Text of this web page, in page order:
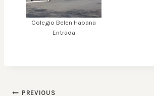
Colegio Belen Habana
Entrada
PREVIOUS